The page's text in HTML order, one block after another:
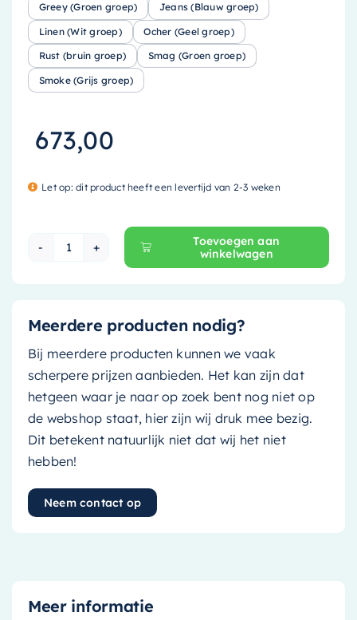
Greey (Groen groep) Jeans (Blauw groep)
Linen (Wit groep) Ocher (Geel groep)
Rust (bruin groep) Smag (Groen groep)
Smoke (Grijs groep)
673,00
Let op: dit product heeft een levertijd van 2-3 weken
Mondiaz EASY Nis - 149.5x29.5cm - solid
Toevoegen aan
winkelwagen
Meerdere producten nodig?
Bij meerdere producten kunnen we vaak
scherpere prijzen aanbieden. Het kan zijn dat
hetgeen waar je naar op zoek bent nog niet op
de webshop staat, hier zijn wij druk mee bezig.
Dit betekent natuurlijk niet dat wij het niet
hebben!
Neem contact op
Meer informatie